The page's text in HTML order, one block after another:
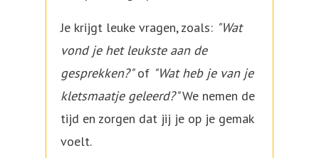
Je krijgt leuke vragen, zoals: "Wat
vond je het leukste aan de
gesprekken?"of "Wat heb je van je
kletsmaatje geleerd?"We nemen de
tijd en zorgen dat jij je op je gemak
voelt.